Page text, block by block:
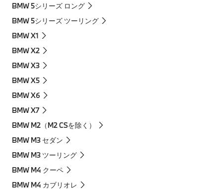
BMW 5シリーズ ロング
BMW 5シリーズ ツーリング
BMW X1
BMW X2
BMW X3
BMW X5
BMW X6
BMW X7
BMW M2（M2 CSを除く）
BMW M3 セダン
BMW M3 ツーリング
BMW M4 クーペ
BMW M4 カブリオレ